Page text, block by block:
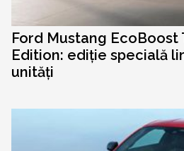
Ford Mustang EcoBoost
Edition: ediție specială
unități